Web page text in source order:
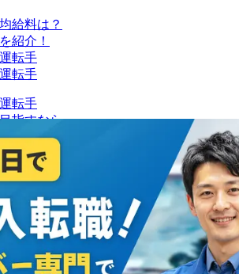
給料は？
紹介！
転手
転手
転手
指すなら
換え
は上昇傾向！